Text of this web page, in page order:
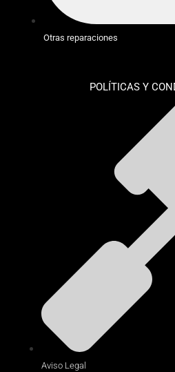
Otras reparaciones
POLÍTICAS Y
Aviso Legal